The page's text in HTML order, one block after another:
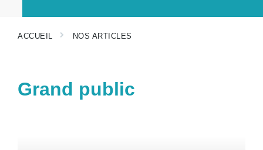
ACCUEIL NOS ARTICLES
Grand public